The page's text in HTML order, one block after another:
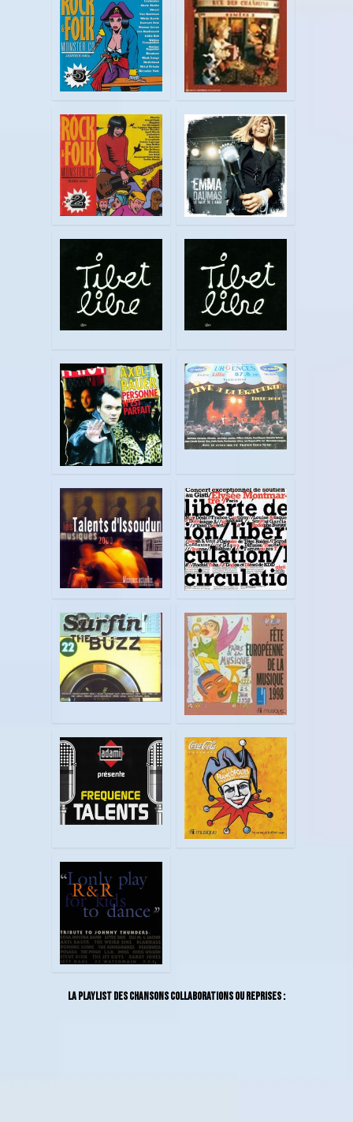
La playlist des chansons collaborations ou reprises :